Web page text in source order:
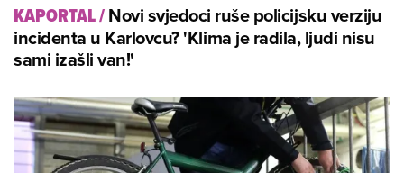
KAPORTAL/Novi svjedoci ruše policijsku verziju
incidenta u Karlovcu? 'Klima je radila, ljudi nisu
sami izašli van!'